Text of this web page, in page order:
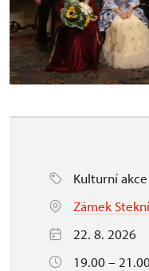
Kulturní akce
Zámek
22. 8. 2026
19.00 – 21.00